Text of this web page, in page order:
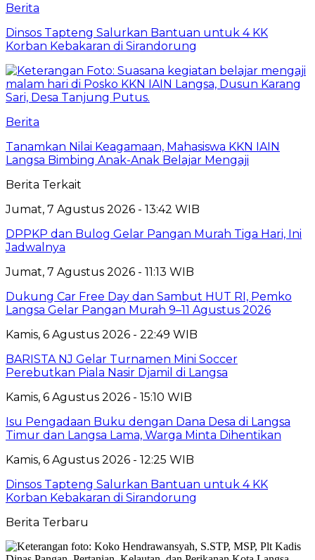
Berita
Dinsos Tapteng Salurkan Bantuan untuk 4 KK
Korban Kebakaran di Sirandorung
Berita
Tanamkan Nilai Keagamaan, Mahasiswa KKN IAIN
Langsa Bimbing Anak-Anak Belajar Mengaji
Berita Terkait
Jumat, 7 Agustus 2026 - 13:42 WIB
DPPKP dan Bulog Gelar Pangan Murah Tiga Hari, Ini
Jadwalnya
Jumat, 7 Agustus 2026 - 11:13 WIB
Dukung Car Free Day dan Sambut HUT RI, Pemko
Langsa Gelar Pangan Murah 9–11 Agustus 2026
Kamis, 6 Agustus 2026 - 22:49 WIB
BARISTA NJ Gelar Turnamen Mini Soccer
Perebutkan Piala Nasir Djamil di Langsa
Kamis, 6 Agustus 2026 - 15:10 WIB
Isu Pengadaan Buku dengan Dana Desa di Langsa
Timur dan Langsa Lama, Warga Minta Dihentikan
Kamis, 6 Agustus 2026 - 12:25 WIB
Dinsos Tapteng Salurkan Bantuan untuk 4 KK
Korban Kebakaran di Sirandorung
Berita Terbaru